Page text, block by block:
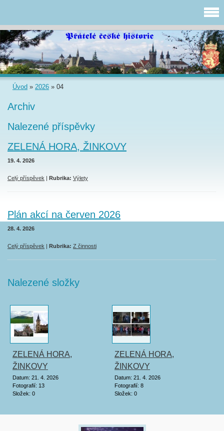
Úvod » 2026 » 04
Archiv
Nalezené příspěvky
ZELENÁ HORA, ŽINKOVY
19. 4. 2026
Celý příspěvek | Rubrika: Výlety
Plán akcí na červen 2026
28. 4. 2026
Celý příspěvek | Rubrika: Z činnosti
Nalezené složky
ZELENÁ HORA,
ŽINKOVY
Datum: 21. 4. 2026
Fotografií: 13
Složek: 0
ZELENÁ HORA,
ŽINKOVY
Datum: 21. 4. 2026
Fotografií: 8
Složek: 0